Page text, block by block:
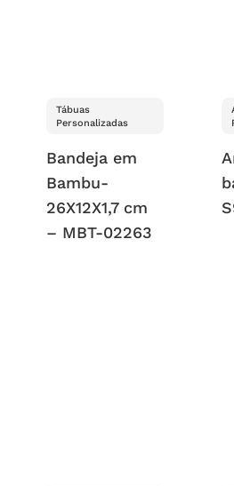
Tábuas
Personalizadas
Bandeja em
Bambu-
26X12X1,7 cm
– MBT-02263